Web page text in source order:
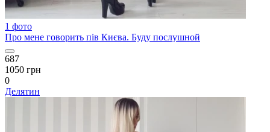
1 фото
Про мене говорить пів Києва. Буду послушной
687
1050 грн
0
Делятин